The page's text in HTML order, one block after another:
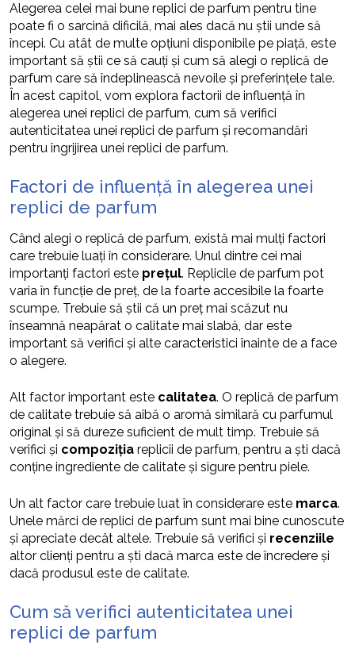
Alegerea celei mai bune replici de parfum pentru tine
poate fi o sarcină dificilă, mai ales dacă nu știi unde să
începi. Cu atât de multe opțiuni disponibile pe piață, este
important să știi ce să cauți și cum să alegi o replică de
parfum care să îndeplinească nevoile și preferințele tale.
În acest capitol, vom explora factorii de influență în
alegerea unei replici de parfum, cum să verifici
autenticitatea unei replici de parfum și recomandări
pentru îngrijirea unei replici de parfum.
Factori de influență în alegerea unei
replici de parfum
Când alegi o replică de parfum, există mai mulți factori
care trebuie luați în considerare. Unul dintre cei mai
importanți factori este prețul. Replicile de parfum pot
varia în funcție de preț, de la foarte accesibile la foarte
scumpe. Trebuie să știi că un preț mai scăzut nu
înseamnă neapărat o calitate mai slabă, dar este
important să verifici și alte caracteristici înainte de a face
o alegere.
Alt factor important este calitatea. O replică de parfum
de calitate trebuie să aibă o aromă similară cu parfumul
original și să dureze suficient de mult timp. Trebuie să
verifici și compoziția replicii de parfum, pentru a ști dacă
conține ingrediente de calitate și sigure pentru piele.
Un alt factor care trebuie luat în considerare este marca.
Unele mărci de replici de parfum sunt mai bine cunoscute
și apreciate decât altele. Trebuie să verifici și recenziile
altor clienți pentru a ști dacă marca este de încredere și
dacă produsul este de calitate.
Cum să verifici autenticitatea unei
replici de parfum